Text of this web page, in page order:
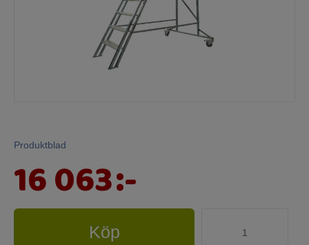
Produktblad
16 063:-
Köp